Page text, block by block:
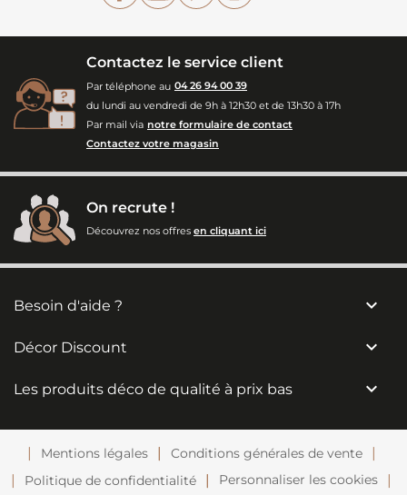
Contactez le service client
Par téléphone au 04 26 94 00 39
du lundi au vendredi de 9h à 12h30 et de 13h30 à 17h
Par mail via notre formulaire de contact
Contactez votre magasin
On recrute !
Découvrez nos offres en cliquant ici
Besoin d'aide ? 
Décor Discount 
Les produits déco de qualité à prix bas 
Mentions légales
Conditions générales de vente
Politique de confidentialité
Personnaliser les cookies